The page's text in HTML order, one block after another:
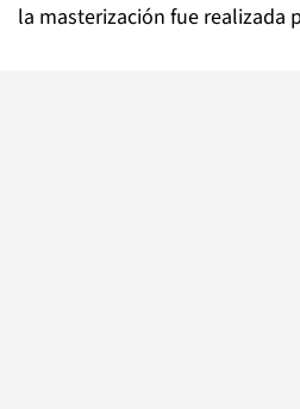
la masterización fue realizada